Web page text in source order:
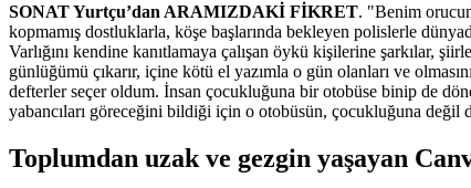
SONAT Yurtçu’dan ARAMIZDAKİ FİKRET. "Benim
kopmamış dostluklarla, köşe başlarında bekleyen polislerle
Varlığını kendine kanıtlamaya çalışan öykü kişilerine şarkılar,
günlüğümü çıkarır, içine kötü el yazımla o gün olanları ve
defterler seçer oldum. İnsan çocukluğuna bir otobüse binip de
yabancıları göreceğini bildiği için o otobüsün, çocukluğuna
Toplumdan uzak ve gezgin yaşayan